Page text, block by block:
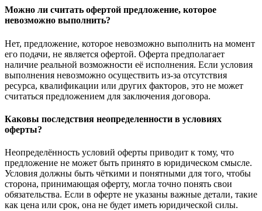
Можно ли считать офертой предложение, которое
невозможно выполнить?
Нет, предложение, которое невозможно выполнить на момент
его подачи, не является офертой. Оферта предполагает
наличие реальной возможности её исполнения. Если условия
выполнения невозможно осуществить из-за отсутствия
ресурса, квалификации или других факторов, это не может
считаться предложением для заключения договора.
Каковы последствия неопределенности в условиях
оферты?
Неопределённость условий оферты приводит к тому, что
предложение не может быть принято в юридическом смысле.
Условия должны быть чёткими и понятными для того, чтобы
сторона, принимающая оферту, могла точно понять свои
обязательства. Если в оферте не указаны важные детали, такие
как цена или срок, она не будет иметь юридической силы.